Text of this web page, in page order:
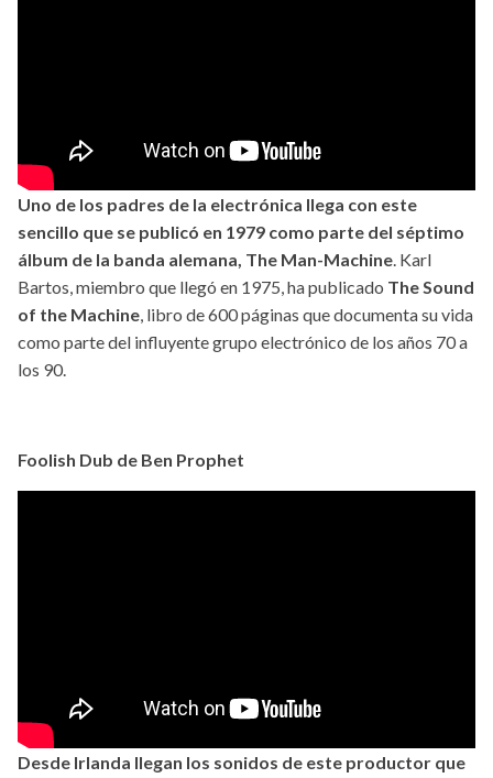
Uno de los padres de la electrónica llega con este
sencillo que se publicó en 1979 como parte del séptimo
álbum de la banda alemana, The Man-Machine. Karl
Bartos, miembro que llegó en 1975, ha publicado The Sound
of the Machine, libro de 600 páginas que documenta su vida
como parte del influyente grupo electrónico de los años 70 a
los 90.
Foolish Dub de Ben Prophet
Desde Irlanda llegan los sonidos de este productor que